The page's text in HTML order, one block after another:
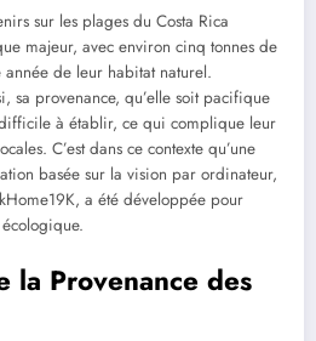
sur les plages du Costa Rica
majeur, avec environ cinq tonnes de
de leur habitat naturel.
sa provenance, qu’elle soit pacifique
à établir, ce qui complique leur
C’est dans ce contexte qu’une
basée sur la vision par ordinateur,
a été développée pour
la Provenance des